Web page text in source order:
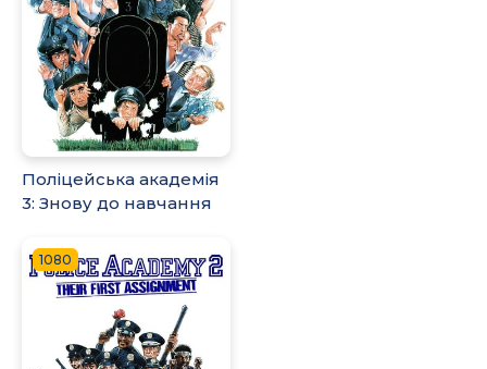
Поліцейська академія
3: Знову до навчання
1080